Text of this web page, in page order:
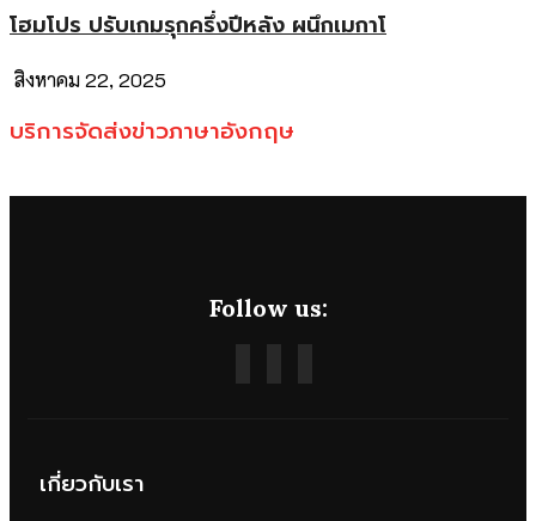
โฮมโปร ปรับเกมรุกครึ่งปีหลัง ผนึกเมกาโ
สิงหาคม 22, 2025
บริการจัดส่งข่าวภาษาอังกฤษ
Follow us:
เกี่ยวกับเรา